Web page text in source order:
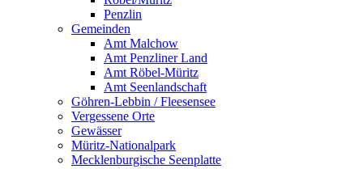
Penzlin
Gemeinden
Amt Malchow
Amt Penzliner Land
Amt Röbel-Müritz
Amt Seenlandschaft
Göhren-Lebbin / Fleesensee
Vergessene Orte
Gewässer
Müritz-Nationalpark
Mecklenburgische Seenplatte